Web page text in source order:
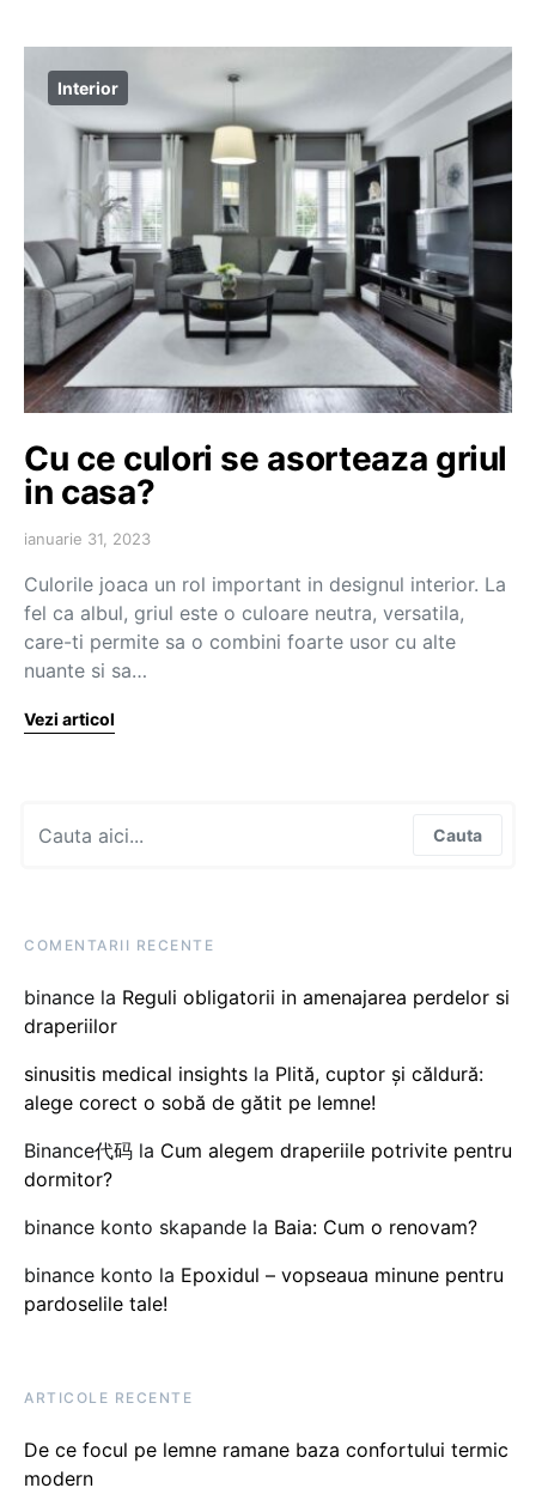
Interior
Cu ce culori se asorteaza griul
in casa?
ianuarie 31, 2023
Culorile joaca un rol important in designul interior. La
fel ca albul, griul este o culoare neutra, versatila,
care-ti permite sa o combini foarte usor cu alte
nuante si sa…
Vezi articol
Cauta
COMENTARII RECENTE
binance la Reguli obligatorii in amenajarea perdelor si
draperiilor
sinusitis medical insights la Plită, cuptor și căldură:
alege corect o sobă de gătit pe lemne!
Binance代码 la Cum alegem draperiile potrivite pentru
dormitor?
binance konto skapande la Baia: Cum o renovam?
binance konto la Epoxidul – vopseaua minune pentru
pardoselile tale!
ARTICOLE RECENTE
De ce focul pe lemne ramane baza confortului termic
modern